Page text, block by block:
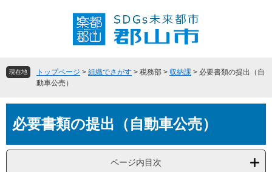
頭
飛
へ
現在地 トップページ > 組織でさがす > 税務部 > 収納課 > 必要書類の提出（自
動車公売）
文必要書類の提出（自動車公売）
ページ内目次